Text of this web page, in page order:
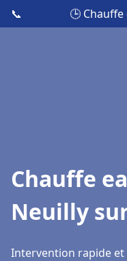
📞 🕒
Chauffe
Neuilly
Intervention rapide